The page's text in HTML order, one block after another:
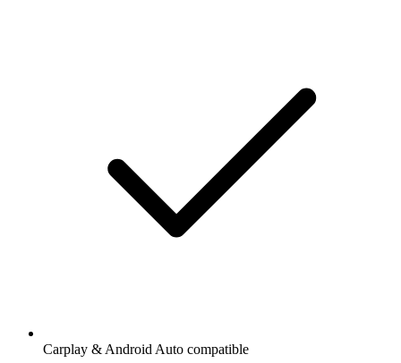
Carplay & Android Auto compatible